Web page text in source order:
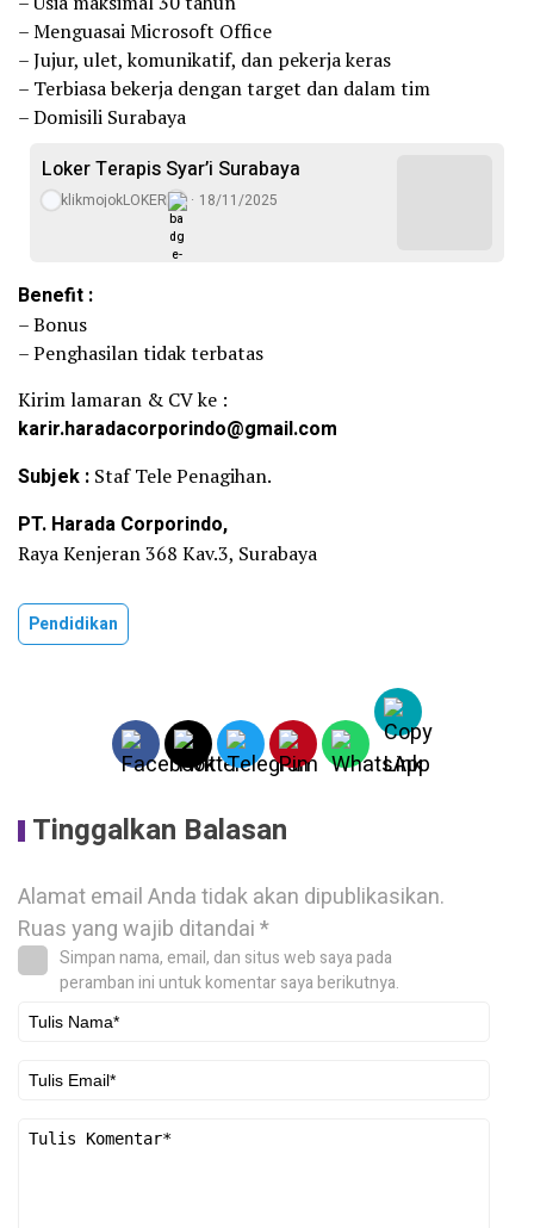
– Menguasai Microsoft Office
– Jujur, ulet, komunikatif, dan pekerja keras
– Terbiasa bekerja dengan target dan dalam tim
– Domisili Surabaya
Loker Terapis Syar’i Surabaya
klikmojokLOKER 18/11/2025
Benefit :
– Bonus
– Penghasilan tidak terbatas
Kirim lamaran & CV ke :
karir.haradacorporindo@gmail.com
Subjek : Staf Tele Penagihan.
PT. Harada Corporindo,
Raya Kenjeran 368 Kav.3, Surabaya
Pendidikan
Tinggalkan Balasan
Alamat email Anda tidak akan dipublikasikan.
Ruas yang wajib ditandai*
Simpan nama, email, dan situs web saya pada
peramban ini untuk komentar saya berikutnya.